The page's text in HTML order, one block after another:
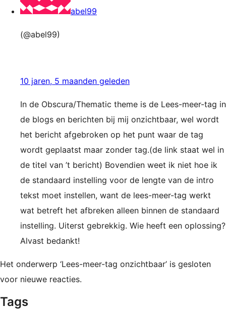
abel99
(@abel99)
10 jaren, 5 maanden geleden
In de Obscura/Thematic theme is de Lees-meer-tag in
de blogs en berichten bij mij onzichtbaar, wel wordt
het bericht afgebroken op het punt waar de tag
wordt geplaatst maar zonder tag.(de link staat wel in
de titel van ’t bericht) Bovendien weet ik niet hoe ik
de standaard instelling voor de lengte van de intro
tekst moet instellen, want de lees-meer-tag werkt
wat betreft het afbreken alleen binnen de standaard
instelling. Uiterst gebrekkig. Wie heeft een oplossing?
Alvast bedankt!
Het onderwerp ‘Lees-meer-tag onzichtbaar’ is gesloten
voor nieuwe reacties.
Tags